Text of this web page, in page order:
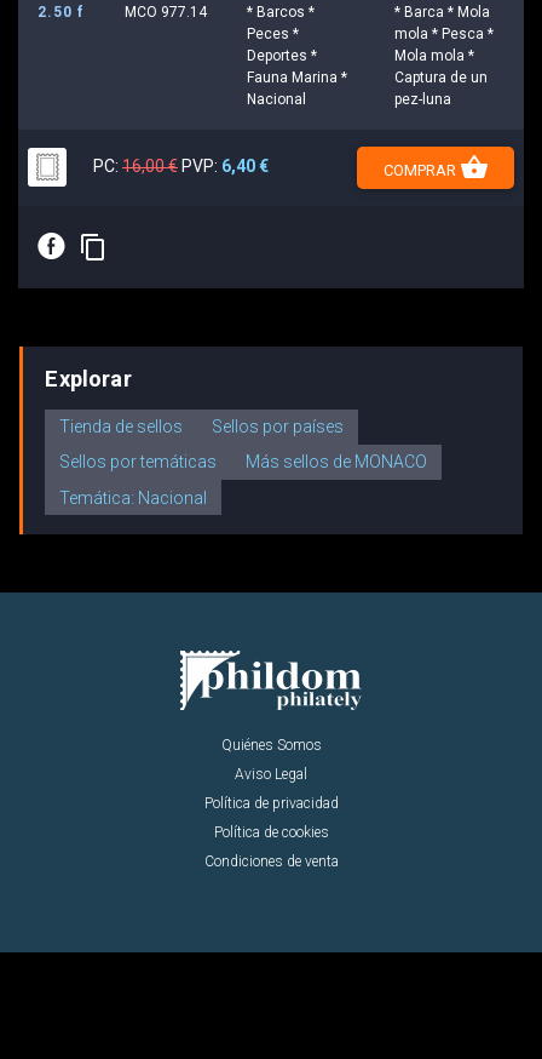
2.50 f
MCO 977.14
* Barcos *
Peces *
Deportes *
Fauna Marina *
Nacional
* Barca * Mola
mola * Pesca *
Mola mola *
Captura de un
pez-luna
PC: 16,00 € PVP: 6,40 € COMPRAR shopping_basket
E content_copy
Explorar
Tienda de sellos
Sellos por países
Sellos por temáticas
Más sellos de MONACO
Temática: Nacional
Quiénes Somos
Aviso Legal
Política de privacidad
Política de cookies
Condiciones de venta